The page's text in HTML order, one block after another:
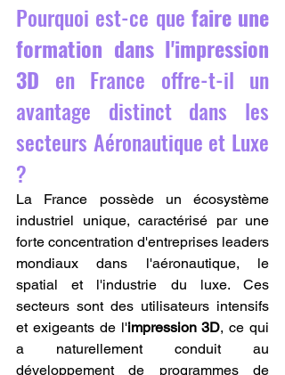
Pourquoi est-ce que faire une
formation dans l'impression
3D en France offre-t-il un
avantage distinct dans les
secteurs Aéronautique et Luxe
?
La France possède un écosystème
industriel unique, caractérisé par une
forte concentration d'entreprises leaders
mondiaux dans l'aéronautique, le
spatial et l'industrie du luxe. Ces
secteurs sont des utilisateurs intensifs
et exigeants de l'impression 3D, ce qui
a naturellement conduit au